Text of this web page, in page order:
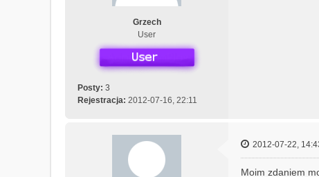
Grzech
User
Posty: 3
Rejestracja: 2012-07-16, 22:11
2012-07-22,
Moim zdaniem